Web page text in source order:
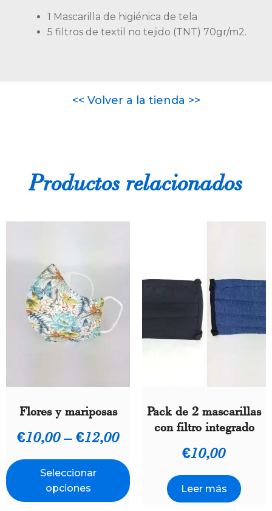
1 Mascarilla de higiénica de tela
5 filtros de textil no tejido (TNT) 70gr/m2.
<< Volver a la tienda >>
Productos relacionados
Flores y mariposas
€10,00– €12,00
Seleccionar
opciones
Pack de 2 mascarillas
con filtro integrado
€10,00
Leer más